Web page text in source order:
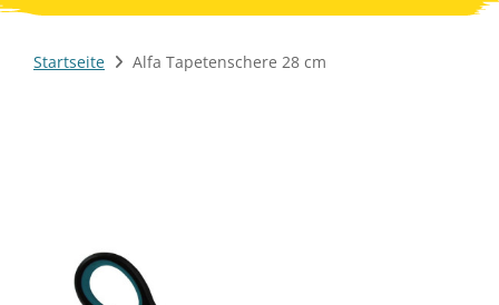
Startseite Alfa Tapetenschere 28 cm